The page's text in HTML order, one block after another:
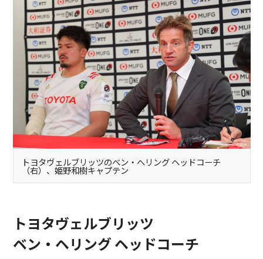
トヨタヴェルブリッツのベン・へリング ヘッドコーチ
（右）、姫野和樹キャプテン
トヨタヴェルブリッツ
ベン・ヘリング ヘッドコーチ